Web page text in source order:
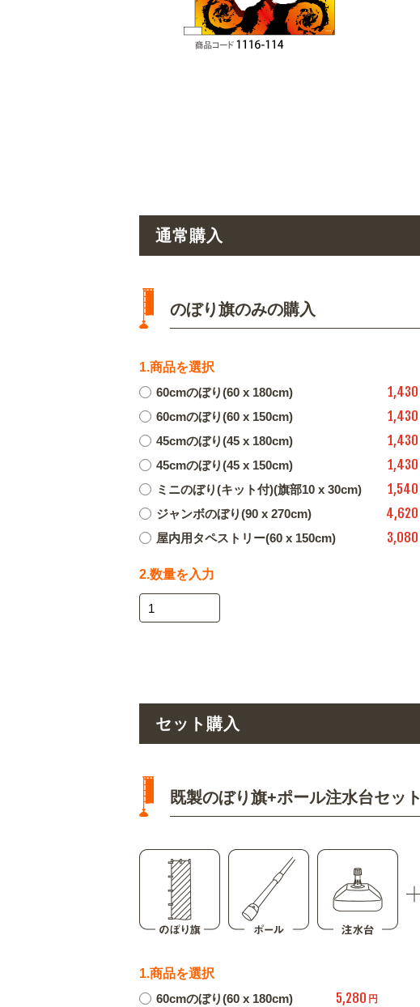
通常購入
のぼり旗のみの購入
1.商品を選択
60cmのぼり(60 x 180cm)
1,430
60cmのぼり(60 x 150cm) 1,430
45cmのぼり(45 x 180cm) 1,430
45cmのぼり(45 x 150cm) 1,430
ミニのぼり(キット付)(旗部10 x 30cm) 1,540
ジャンボのぼり(90 x 270cm) 4,620
屋内用タペストリー(60 x 150cm) 3,080
2.数量を入力
セット購入
既製のぼり旗+ポール注水台セット
1.商品を選択
60cmのぼり(60 x 180cm)
5,280 円